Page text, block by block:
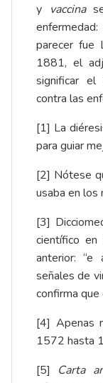
y vaccinase
parecer fue
1881, el
significar el
contra las
[1] La
para guiar
[2] Nótese
usaba en los
[3]
científico
anterior:
señales de
confirma
[4] Apenas
1572 hasta
[5]
Carta